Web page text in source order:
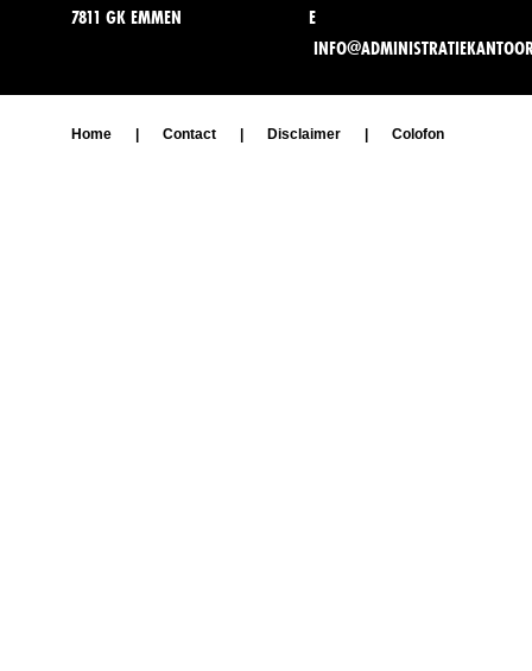
7811 GK EMMEN
E
Home Contact Disclaimer Colofon